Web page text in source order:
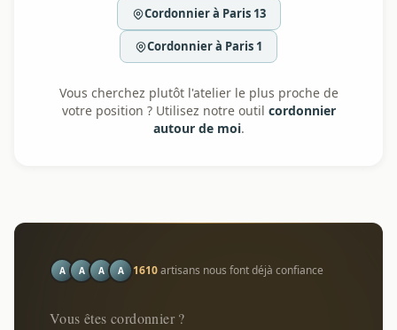
Cordonnier à Paris 13
Cordonnier à Paris 1
Vous cherchez plutôt l'atelier le plus proche de
votre position ? Utilisez notre outil cordonnier
autour de moi.
A A A A 1610artisans nous font déjà confiance
Vous êtes cordonnier ?